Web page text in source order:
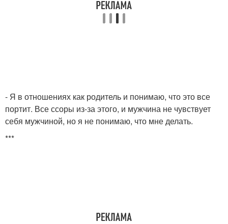
- Я в отношениях как родитель и понимаю, что это все
портит. Все ссоры из-за этого, и мужчина не чувствует
себя мужчиной, но я не понимаю, что мне делать.
***